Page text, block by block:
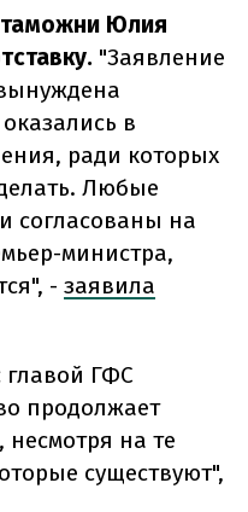
таможни Юлия
"Заявление
в
ради которых
Любые
согласованы на
министра,
- заявила
главой ГФС
продолжает
несмотря на те
существуют",